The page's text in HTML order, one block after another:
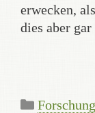
erwecken,
dies aber
Kategorien
Forschung